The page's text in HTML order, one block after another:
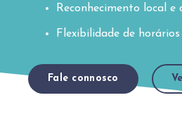
Reconhecimento local e
Flexibilidade de
Fale connosco